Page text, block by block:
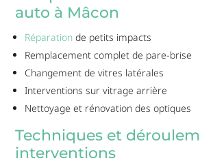
auto à Mâcon
Réparation de petits impacts
Remplacement complet de pare-brise
Changement de vitres latérales
Interventions sur vitrage arrière
Nettoyage et rénovation des optiques
Techniques et
interventions